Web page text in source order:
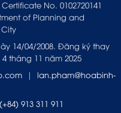
No. 0102720141
of Planning and
14/04/2008. Đăng ký thay
tháng 11 năm 2025
|
lan.pham@hoabinh-
(+84) 913 311 911